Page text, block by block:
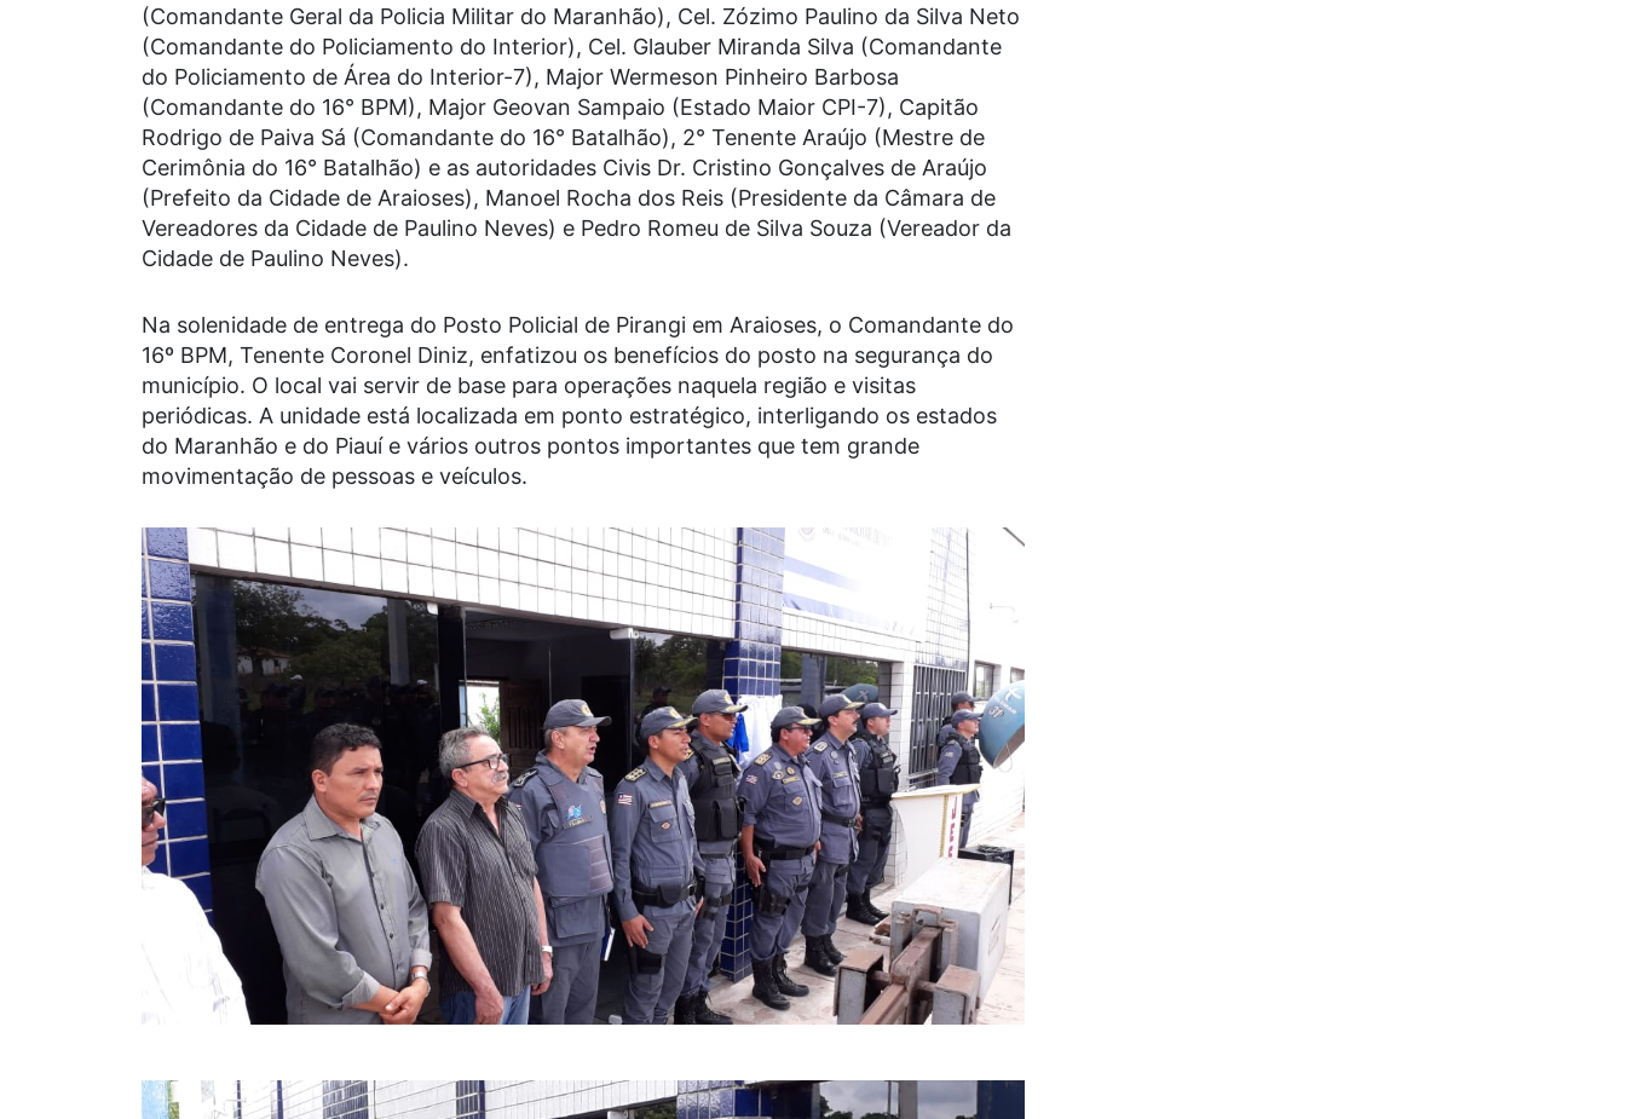
(Comandante Geral da Policia Militar do Maranhão), Cel. Zózimo Paulino da Silva Neto
(Comandante do Policiamento do Interior), Cel. Glauber Miranda Silva (Comandante
do Policiamento de Área do Interior-7), Major Wermeson Pinheiro Barbosa
(Comandante do 16° BPM), Major Geovan Sampaio (Estado Maior CPI-7), Capitão
Rodrigo de Paiva Sá (Comandante do 16° Batalhão), 2° Tenente Araújo (Mestre de
Cerimônia do 16° Batalhão) e as autoridades Civis Dr. Cristino Gonçalves de Araújo
(Prefeito da Cidade de Araioses), Manoel Rocha dos Reis (Presidente da Câmara de
Vereadores da Cidade de Paulino Neves) e Pedro Romeu de Silva Souza (Vereador da
Cidade de Paulino Neves).
Na solenidade de entrega do Posto Policial de Pirangi em Araioses, o Comandante do
16º BPM, Tenente Coronel Diniz, enfatizou os benefícios do posto na segurança do
município. O local vai servir de base para operações naquela região e visitas
periódicas. A unidade está localizada em ponto estratégico, interligando os estados
do Maranhão e do Piauí e vários outros pontos importantes que tem grande
movimentação de pessoas e veículos.